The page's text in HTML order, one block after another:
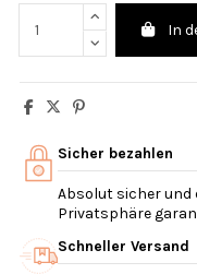
In
Sicher bezahlen
Absolut sicher und
Privatsphäre
Schneller Versand